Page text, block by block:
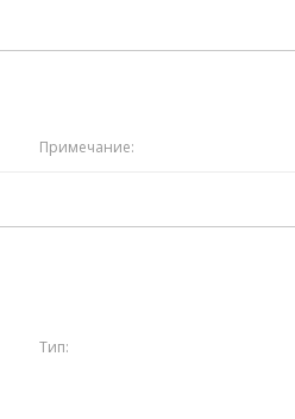
Примечание:
Тип: